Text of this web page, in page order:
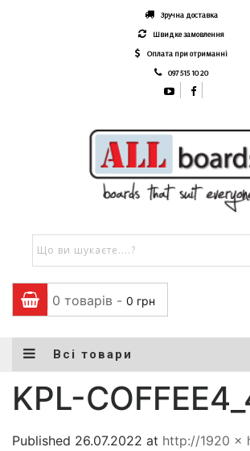
Зручна доставка
Швидке замовлення
Оплата при отриманні
097 515 10 20
0 товарів - 0 грн
Всі товари
KPL-
Published 26.07.2022 at http://1920 ×